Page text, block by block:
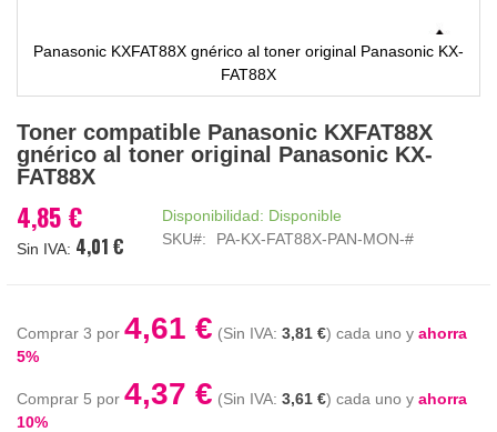
Panasonic KXFAT88X gnérico al toner original Panasonic KX-
FAT88X
al
comienzo
de
galería
de
Toner compatible Panasonic KXFAT88X
gnérico al toner original Panasonic KX-
FAT88X
4,85 €
4,01 €
Disponibilidad: Disponible
SKU
PA-KX-FAT88X-PAN-MON-#
Comprar 3 por 4,61 € 3,81 € cada uno y ahorra
5%
Comprar 5 por 4,37 € 3,61 € cada uno y ahorra
10%